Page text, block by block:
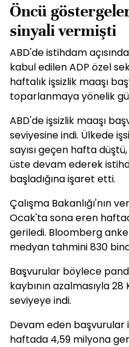
Öncü
sinyali vermişti
ABD'de istihdam
kabul edilen ADP özel
haftalık işsizlik maaşı
toparlanmaya yönelik
ABD'de işsizlik maaşı
seviyesine indi. Ülkede
sayısı geçen hafta
üste devam ederek
başladığına işaret etti.
Çalışma Bakanlığı'nın
Ocak'ta sona eren
geriledi. Bloomberg
medyan tahmini 830
Başvurular böylece
kaybının azalmasıyla
seviyeye indi.
Devam eden başvurular
haftada 4,59 milyona